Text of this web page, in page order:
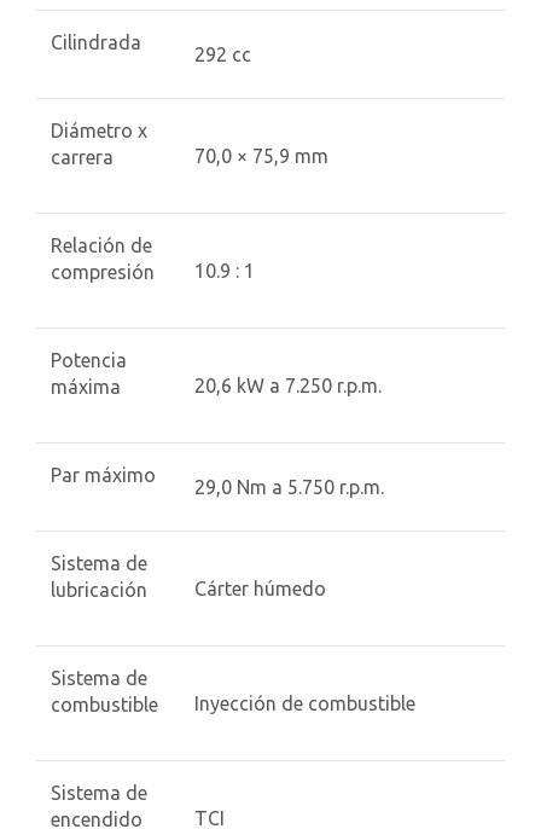
Cilindrada
292 cc
Diámetro x
carrera
70,0 × 75,9 mm
Relación de
compresión
10.9 : 1
Potencia
máxima
20,6 kW a 7.250 r.p.m.
Par máximo
29,0 Nm a 5.750 r.p.m.
Sistema de
lubricación
Cárter húmedo
Sistema de
combustible
Inyección de combustible
Sistema de
encendido
TCI